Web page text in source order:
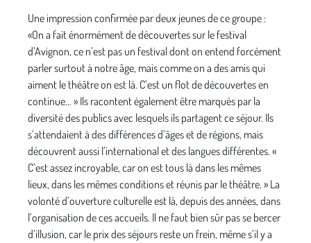
Une impression confirmée par deux jeunes de ce groupe :
«On a fait énormément de découvertes sur le festival
d’Avignon, ce n’est pas un festival dont on entend forcément
parler surtout à notre âge, mais comme on a des amis qui
aiment le théâtre on est là. C’est un flot de découvertes en
continue… » Ils racontent également être marqués par la
diversité des publics avec lesquels ils partagent ce séjour. Ils
s’attendaient à des différences d’âges et de régions, mais
découvrent aussi l’international et des langues différentes. «
C’est assez incroyable, car on est tous là dans les mêmes
lieux, dans les mêmes conditions et réunis par le théâtre. » La
volonté d’ouverture culturelle est là, depuis des années, dans
l’organisation de ces accueils. Il ne faut bien sûr pas se bercer
d’illusion, car le prix des séjours reste un frein, même s’il y a